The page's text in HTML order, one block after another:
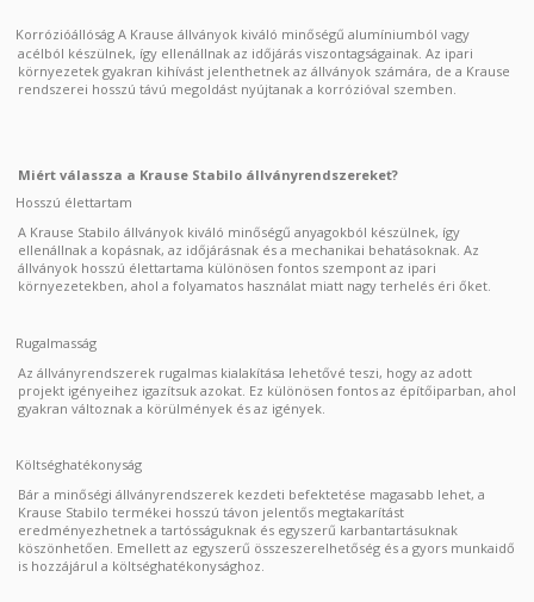
Korrózióállóság A Krause állványok kiváló minőségű alumíniumból vagy
acélból készülnek, így ellenállnak az időjárás viszontagságainak. Az ipari
környezetek gyakran kihívást jelenthetnek az állványok számára, de a Krause
rendszerei hosszú távú megoldást nyújtanak a korrózióval szemben.
Miért válassza a Krause Stabilo állványrendszereket?
Hosszú élettartam
A Krause Stabilo állványok kiváló minőségű anyagokból készülnek, így
ellenállnak a kopásnak, az időjárásnak és a mechanikai behatásoknak. Az
állványok hosszú élettartama különösen fontos szempont az ipari
környezetekben, ahol a folyamatos használat miatt nagy terhelés éri őket.
Rugalmasság
Az állványrendszerek rugalmas kialakítása lehetővé teszi, hogy az adott
projekt igényeihez igazítsuk azokat. Ez különösen fontos az építőiparban, ahol
gyakran változnak a körülmények és az igények.
Költséghatékonyság
Bár a minőségi állványrendszerek kezdeti befektetése magasabb lehet, a
Krause Stabilo termékei hosszú távon jelentős megtakarítást
eredményezhetnek a tartósságuknak és egyszerű karbantartásuknak
köszönhetően. Emellett az egyszerű összeszerelhetőség és a gyors munkaidő
is hozzájárul a költséghatékonysághoz.